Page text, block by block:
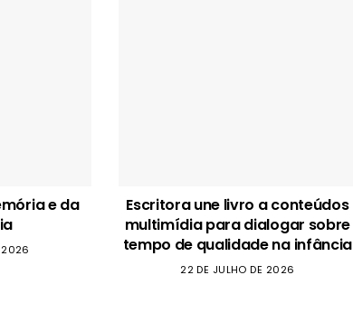
e da
2026
Escritora une livro a conteúdos
multimídia para dialogar sobre
tempo de qualidade na infância
22 DE JULHO DE 2026